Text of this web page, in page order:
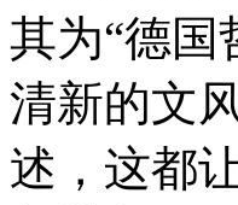
其为“德国
清新的文
述，这都